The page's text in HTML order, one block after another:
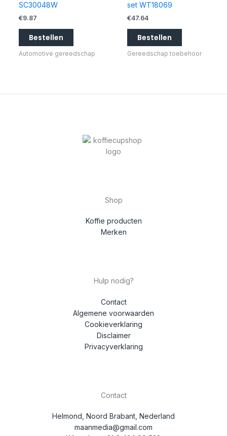
SC30048W
€9.87
Bestellen
Automotive gereedschap
set WT18069
€47.64
Bestellen
Gereedschap toebehoor
Shop
Koffie producten
Merken
Hulp nodig?
Contact
Algemene voorwaarden
Cookieverklaring
Disclaimer
Privacyverklaring
Contact
Helmond, Noord Brabant, Nederland
maanmedia@gmail.com